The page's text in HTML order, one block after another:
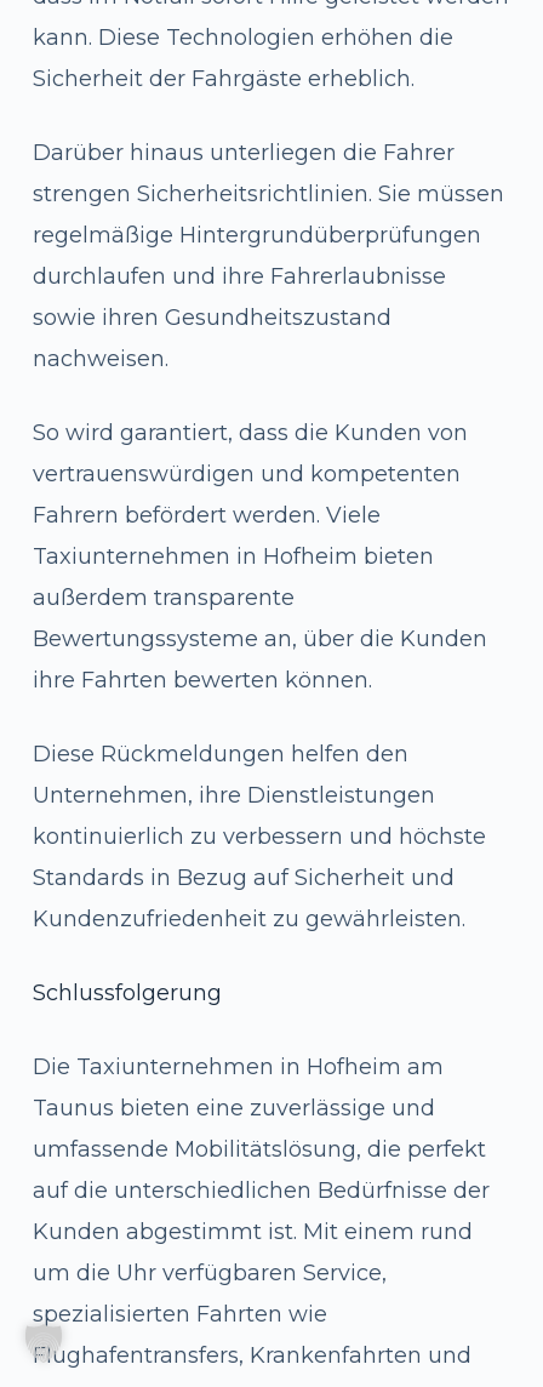
kann. Diese Technologien erhöhen die
Sicherheit der Fahrgäste erheblich.
Darüber hinaus unterliegen die Fahrer
strengen Sicherheitsrichtlinien. Sie müssen
regelmäßige Hintergrundüberprüfungen
durchlaufen und ihre Fahrerlaubnisse
sowie ihren Gesundheitszustand
nachweisen.
So wird garantiert, dass die Kunden von
vertrauenswürdigen und kompetenten
Fahrern befördert werden. Viele
Taxiunternehmen in Hofheim bieten
außerdem transparente
Bewertungssysteme an, über die Kunden
ihre Fahrten bewerten können.
Diese Rückmeldungen helfen den
Unternehmen, ihre Dienstleistungen
kontinuierlich zu verbessern und höchste
Standards in Bezug auf Sicherheit und
Kundenzufriedenheit zu gewährleisten.
Schlussfolgerung
Die Taxiunternehmen in Hofheim am
Taunus bieten eine zuverlässige und
umfassende Mobilitätslösung, die perfekt
auf die unterschiedlichen Bedürfnisse der
Kunden abgestimmt ist. Mit einem rund
um die Uhr verfügbaren Service,
spezialisierten Fahrten wie
Flughafentransfers, Krankenfahrten und